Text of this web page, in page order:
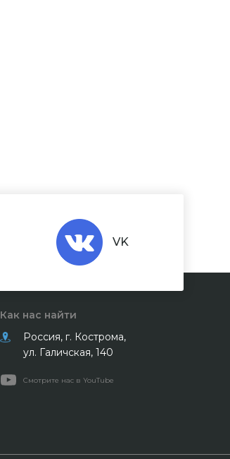
VK
Как нас найти
Россия, г. Кострома,
ул. Галичская, 140
Смотрите нас в YouTube